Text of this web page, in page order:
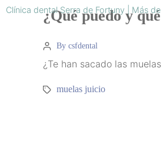
Clínica dental Serra de Fortuny | Más
¿Qué puedo y
By csfdental
¿Te han sacado las
muelas juicio